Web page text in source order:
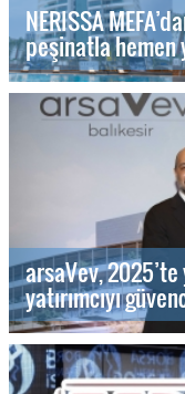
NERISSA
peşinatla hemen
arsaVev, 2025’te
yatırımcıyı